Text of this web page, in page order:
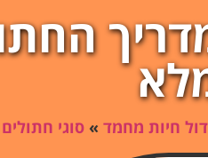
חיות מחמד »סוגי חתולים